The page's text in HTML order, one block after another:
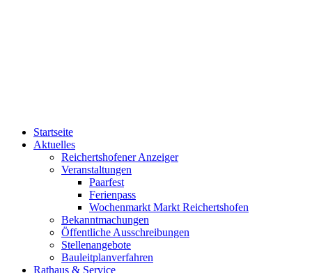
Startseite
Aktuelles
Reichertshofener Anzeiger
Veranstaltungen
Paarfest
Ferienpass
Wochenmarkt Markt Reichertshofen
Bekanntmachungen
Öffentliche Ausschreibungen
Stellenangebote
Bauleitplanverfahren
Rathaus & Service